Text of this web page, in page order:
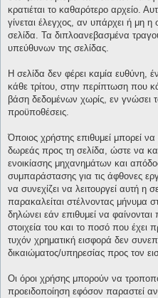
κρατιέται το καθαρότερο αρχείο.
γίνεται έλεγχος, αν υπάρχει ή μη
σελίδα. Τα διπλοανεβασμένα
υπεύθυνων της σελίδας.
Η σελίδα δεν φέρει καμία ευθύνη,
κάθε τρίτου, στην περίπτωση που
βάση δεδομένων χωρίς, εν γνώσει
προϋποθέσεις.
Όποιος χρήστης επιθυμεί μπορεί
δωρεάς προς τη σελίδα, ώστε να
ενοικίασης μηχανημάτων και
συμπαράστασης για τις άφθονες
να συνεχίζει να λειτουργεί αυτή η
παρακαλείται στέλνοντας μήνυμα
δηλώνει εάν επιθυμεί να
στοιχεία του και το ποσό που έχει
τυχόν χρηματική εισφορά δεν
δικαιώματος/υπηρεσίας προς τον
Οι όροι χρήσης μπορούν να
προειδοποίηση εφόσον παραστεί